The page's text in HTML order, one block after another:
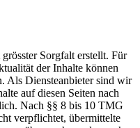
Sorgfalt erstellt. Für
der Inhalte können
Als Diensteanbieter sind wir
auf diesen Seiten nach
Nach §§ 8 bis 10 TMG
verpflichtet, übermittelte